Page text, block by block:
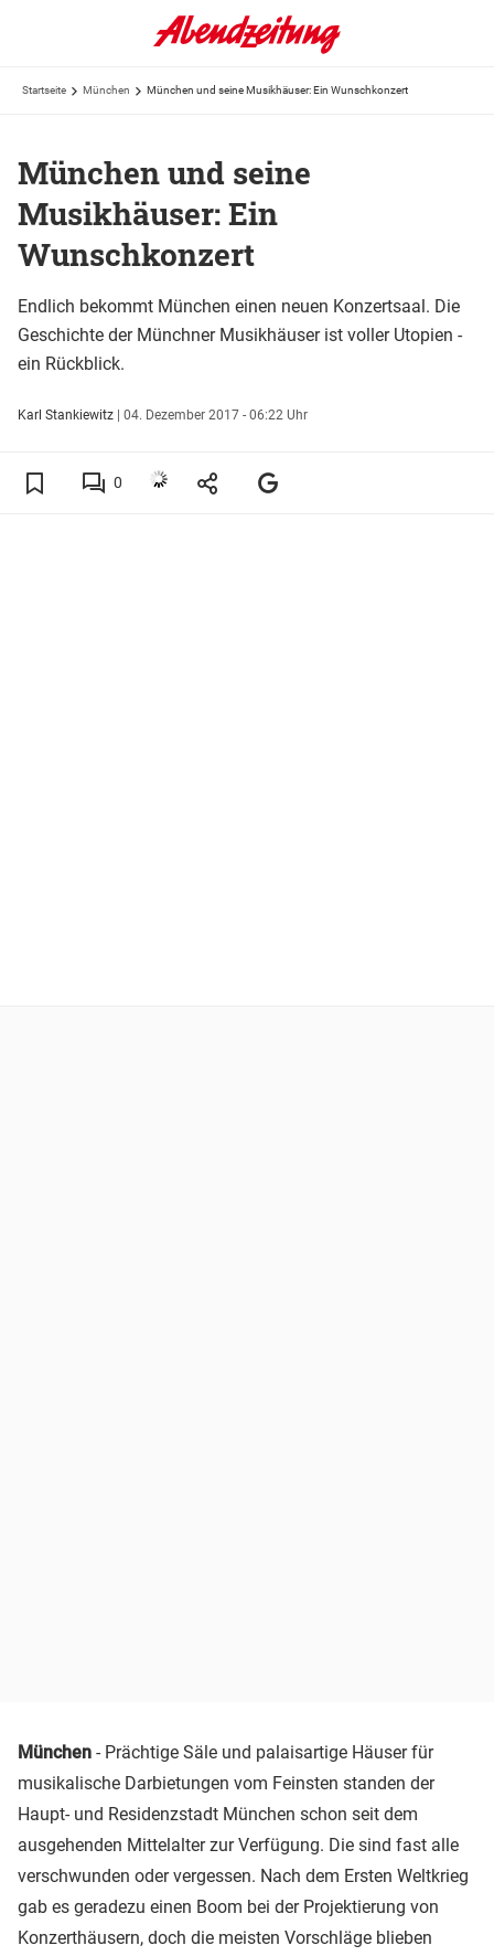
Startseite München München und seine Musikhäuser: Ein Wunschkonzert
München und seine
Musikhäuser: Ein
Wunschkonzert
Endlich bekommt München einen neuen Konzertsaal. Die
Geschichte der Münchner Musikhäuser ist voller Utopien -
ein Rückblick.
Karl Stankiewitz | 04. Dezember 2017 - 06:22 Uhr
0
München - Prächtige Säle und palaisartige Häuser für
musikalische Darbietungen vom Feinsten standen der
Haupt- und Residenzstadt München schon seit dem
ausgehenden Mittelalter zur Verfügung. Die sind fast alle
verschwunden oder vergessen. Nach dem Ersten Weltkrieg
gab es geradezu einen Boom bei der Projektierung von
Konzerthäusern, doch die meisten Vorschläge blieben